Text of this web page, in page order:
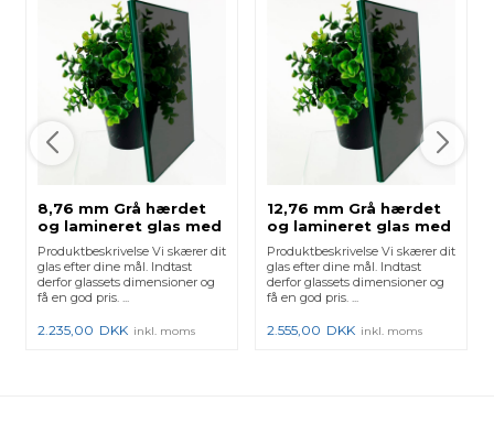
8,76 mm Grå hærdet
og lamineret glas med
poleret kant
Produktbeskrivelse Vi skærer dit
glas efter dine mål. Indtast
derfor glassets dimensioner og
få en god pris. ...
2.235,00 DKK inkl. moms
12,76 mm Grå hærdet
og lamineret glas med
poleret kant
Produktbeskrivelse Vi skærer dit
glas efter dine mål. Indtast
derfor glassets dimensioner og
få en god pris. ...
2.555,00 DKK inkl. moms